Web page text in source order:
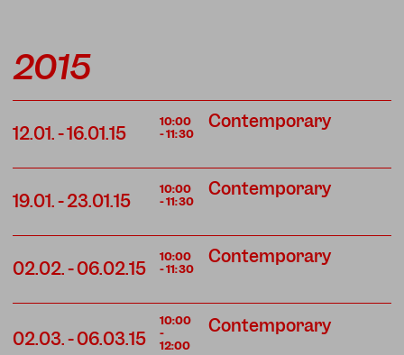
2015
12.01.-16.01.15
10:00
-11:30
Contemporary
19.01.-23.01.15
10:00
-11:30
Contemporary
02.02.-06.02.15
10:00
-11:30
Contemporary
02.03.-06.03.15
10:00
-
12:00
Contemporary